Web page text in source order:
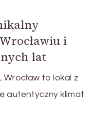
i
lat
Wrocław to lokal z
autentyczny klimat